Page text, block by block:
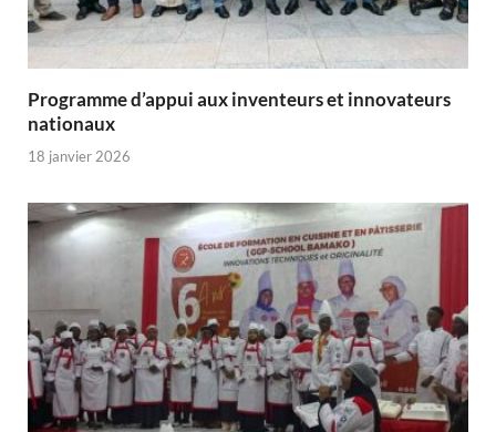
Programme d’appui aux inventeurs et innovateurs
nationaux
18 janvier 2026